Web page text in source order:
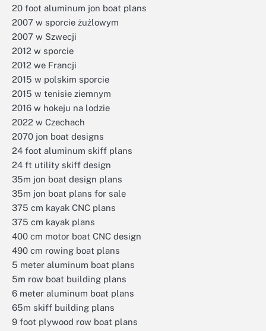
20 foot aluminum jon boat plans
2007 w sporcie żużlowym
2007 w Szwecji
2012 w sporcie
2012 we Francji
2015 w polskim sporcie
2015 w tenisie ziemnym
2016 w hokeju na lodzie
2022 w Czechach
2070 jon boat designs
24 foot aluminum skiff plans
24 ft utility skiff design
35m jon boat design plans
35m jon boat plans for sale
375 cm kayak CNC plans
375 cm kayak plans
400 cm motor boat CNC design
490 cm rowing boat plans
5 meter aluminum boat plans
5m row boat building plans
6 meter aluminum boat plans
65m skiff building plans
9 foot plywood row boat plans